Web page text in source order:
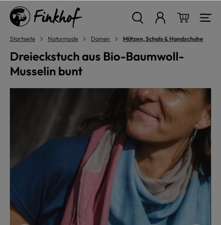
springen
Startseite Naturmode Damen Mützen, Schals & Handschuhe
Dreieckstuch aus Bio-Baumwoll-
Musselin bunt